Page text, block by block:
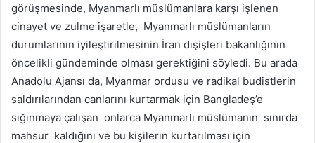
görüşmesinde, Myanmarlı müslümanlara karşı işlenen
cinayet ve zulme işaretle, Myanmarlı müslümanların
durumlarının iyileştirilmesinin İran dışişleri bakanlığının
öncelikli gündeminde olması gerektiğini söyledi. Bu arada
Anadolu Ajansı da, Myanmar ordusu ve radikal budistlerin
saldırılarından canlarını kurtarmak için Bangladeş’e
sığınmaya çalışan onlarca Myanmarlı müslümanın sınırda
mahsur kaldığını ve bu kişilerin kurtarılması için